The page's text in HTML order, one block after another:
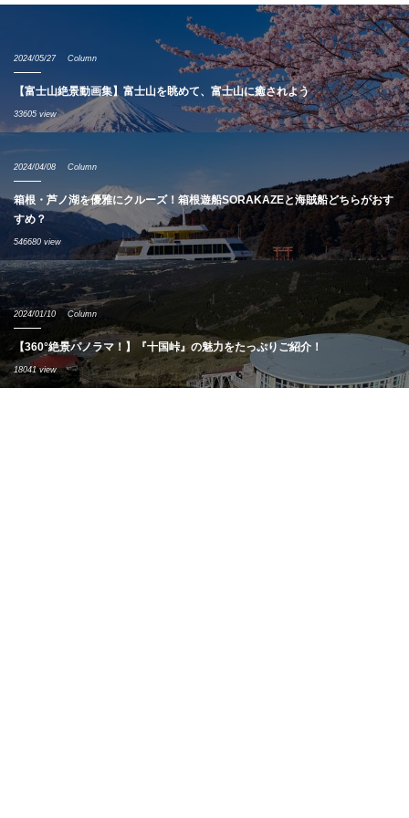
2024/05/27 Column
【富士山絶景動画集】富士山を眺めて、富士山に癒されよう
33605 view
2024/04/08 Column
箱根・芦ノ湖を優雅にクルーズ！箱根遊船SORAKAZEと海賊船どちらがおす
すめ？
546680 view
2024/01/10 Column
【360°絶景パノラマ！】『十国峠』の魅力をたっぷりご紹介！
18041 view